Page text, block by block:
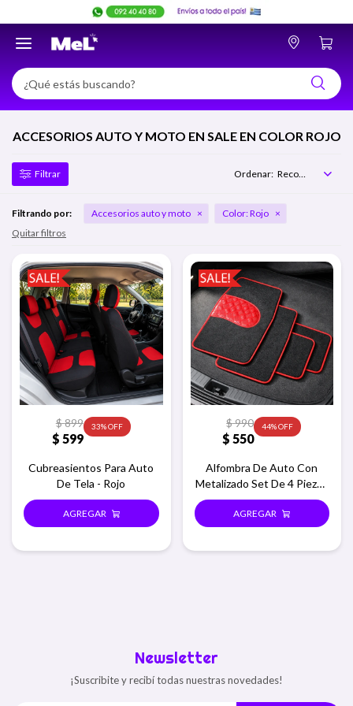

ACCESORIOS AUTO Y MOTO EN SALE EN COLOR ROJO
Recomendados
Filtrando por: Accesorios auto y moto Color:Rojo
Quitar filtros
$ 599
$899 33
Cubreasientos Para Auto
De Tela - Rojo
$ 550
$990 44
Alfombra De Auto Con
Metalizado Set De 4 Piezas
- Rojo
Newsletter
¡Suscribite y recibí todas nuestras novedades!